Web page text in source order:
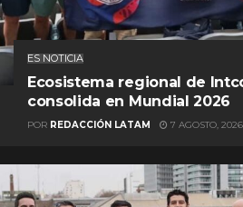
ES NOTICIA
Ecosistema regional de
consolida en Mundial 2026
POR REDACCIÓN LATAM 7 AGOSTO, 2026